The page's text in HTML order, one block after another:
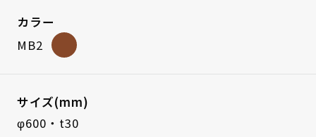
カラー
MB2
サイズ(mm)
φ600・t30